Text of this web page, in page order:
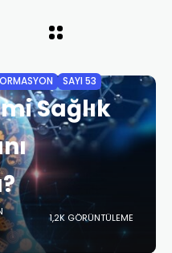
SAYI 53
Sağlık
1,2K GÖRÜNTÜLEME